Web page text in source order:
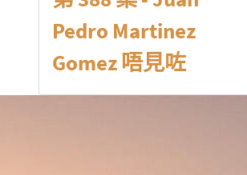
Pedro Martinez
Gomez 唔見咗